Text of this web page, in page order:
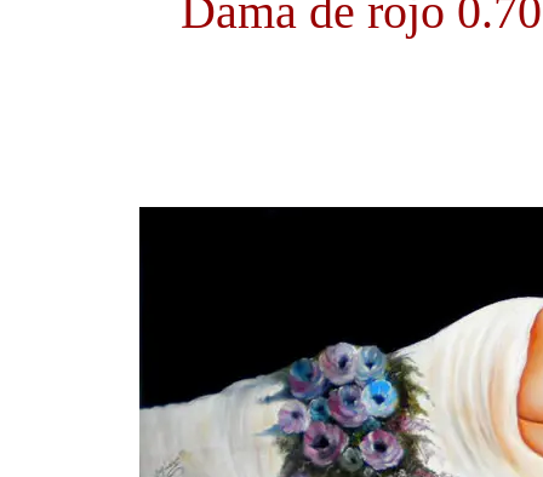
Dama de rojo